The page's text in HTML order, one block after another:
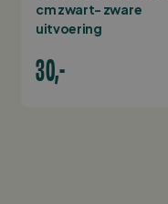
cm zwart- zware
uitvoering
30,-